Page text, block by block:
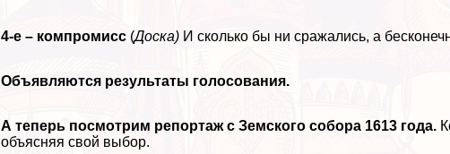
4-е – компромисс (Доска) И сколько бы ни сражались, а
Объявляются результаты голосования.
А теперь посмотрим репортаж с Земского собора 1613 года.
объясняя свой выбор.